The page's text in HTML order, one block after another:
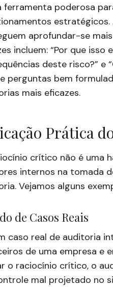
ferramenta poderosa
aprofundar-se
incluem: “Por que isso
deste risco?” e
perguntas bem
mais eficazes.
Prática
crítico não é uma
internos na tomada
Vejamos alguns
de Casos Reais
caso real de auditoria
de uma empresa e
o raciocínio crítico, o
mal projetado no